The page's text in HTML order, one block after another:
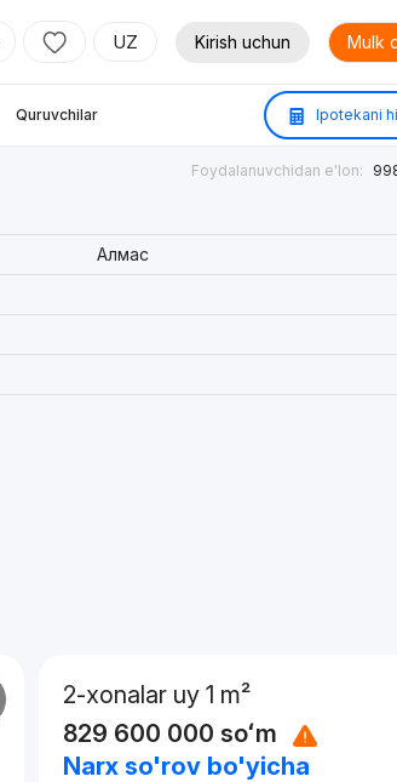
UZ Kirish uchun Mulk
Quruvchilar Ipotekani
Foydalanuvchidan e'lon:
Алмас
2-xonalar uy 1 m²
829 600 000 soʻm
Narx so'rov bo'yicha